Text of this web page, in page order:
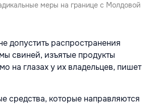
меры на границе с Молдовой
допустить распространения
свиней, изъятые продукты
на глазах у их владельцев, пишет
средства, которые направляются